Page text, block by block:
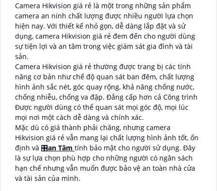
Camera Hikvision giá rẻ là một trong những sản phẩm
camera an ninh chất lượng được nhiều người lựa chọn
hiện nay. Với thiết kế nhỏ gọn, dễ dàng lắp đặt và sử
dụng, camera Hikvision giá rẻ đem đến cho người dùng
sự tiện lợi và an tâm trong việc giám sát gia đình và tài
sản.
Camera Hikvision giá rẻ thường được trang bị các tính
năng cơ bản như chế độ quan sát ban đêm, chất lượng
hình ảnh sắc nét, góc quay rộng, khả năng chống nước,
chống nhiễu, chống va đập. Đẳng cấp hơn cả Công trình
Được người dùng có thể quan sát mọi góc độ, mọi lúc
mọi nơi một cách dễ dàng và chính xác.
Mặc dù có giá thành phải chăng, nhưng camera
Hikvision giá rẻ vẫn mang lại chất lượng hình ảnh tốt, ổn
định và 🎛an Tâm tính bảo mật cho người sử dụng. Đây
là sự lựa chọn phù hợp cho những người có ngân sách
hạn chế nhưng vẫn muốn được bảo vệ an toàn nhà cửa
và tài sản của mình.